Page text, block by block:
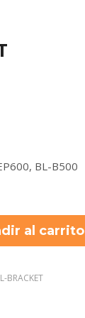
BL-B500
al carrito
BRACKET